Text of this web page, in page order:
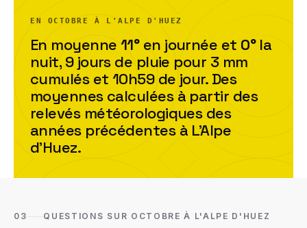
EN OCTOBRE À L'ALPE D'HUEZ
En moyenne 11°en journée et 0°la
nuit, 9joursde pluie pour 3mm
cumulés et 10h59de jour. Des
moyennes calculées à partir des
relevés météorologiques des
années précédentes à L'Alpe
d'Huez.
03 QUESTIONS SUR OCTOBRE À L'ALPE D'HUEZ